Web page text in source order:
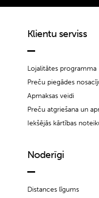
Klientu serviss
Lojalitātes programma
Preču piegādes
Apmaksas veidi
Preču atgriešana un
Iekšējās kārtības
Noderīgi
Distances līgums